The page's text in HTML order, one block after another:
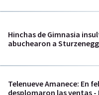
Hinchas de Gimnasia
abuchearon a
Telenueve Amanece: En
desplomaron las ventas -